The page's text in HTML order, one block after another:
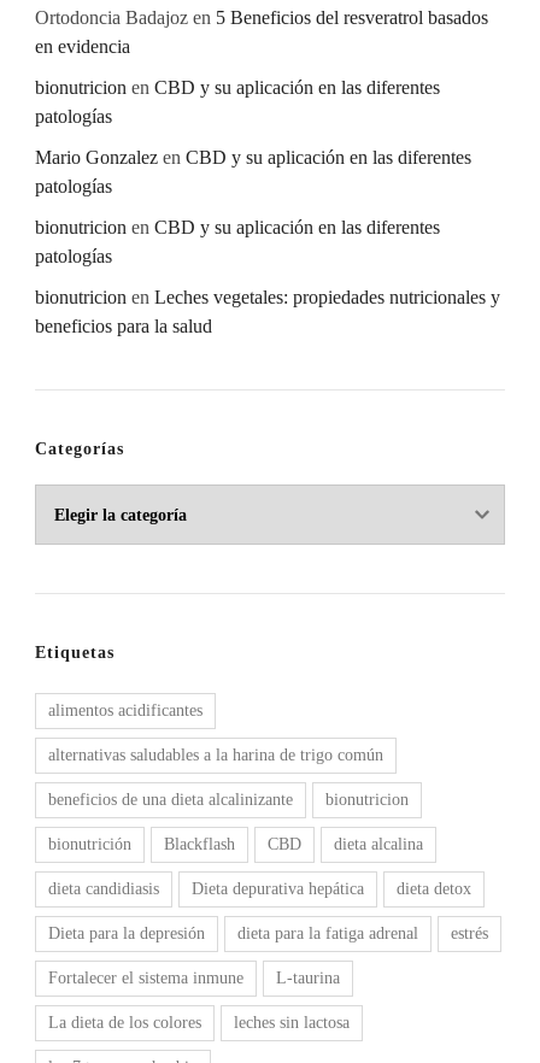
Ortodoncia Badajoz en 5 Beneficios del resveratrol basados
en evidencia
bionutricion en CBD y su aplicación en las diferentes
patologías
Mario Gonzalez en CBD y su aplicación en las diferentes
patologías
bionutricion en CBD y su aplicación en las diferentes
patologías
bionutricion en Leches vegetales: propiedades nutricionales y
beneficios para la salud
Categorías
Categorías
Etiquetas
alimentos acidificantes
alternativas saludables a la harina de trigo común
beneficios de una dieta alcalinizante bionutricion
bionutrición Blackflash CBD dieta alcalina
dieta candidiasis Dieta depurativa hepática dieta detox
Dieta para la depresión dieta para la fatiga adrenal estrés
Fortalecer el sistema inmune L-taurina
La dieta de los colores leches sin lactosa